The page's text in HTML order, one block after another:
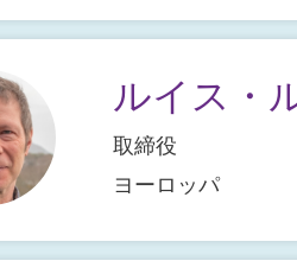
ルイス・
取締役
ヨーロッパ